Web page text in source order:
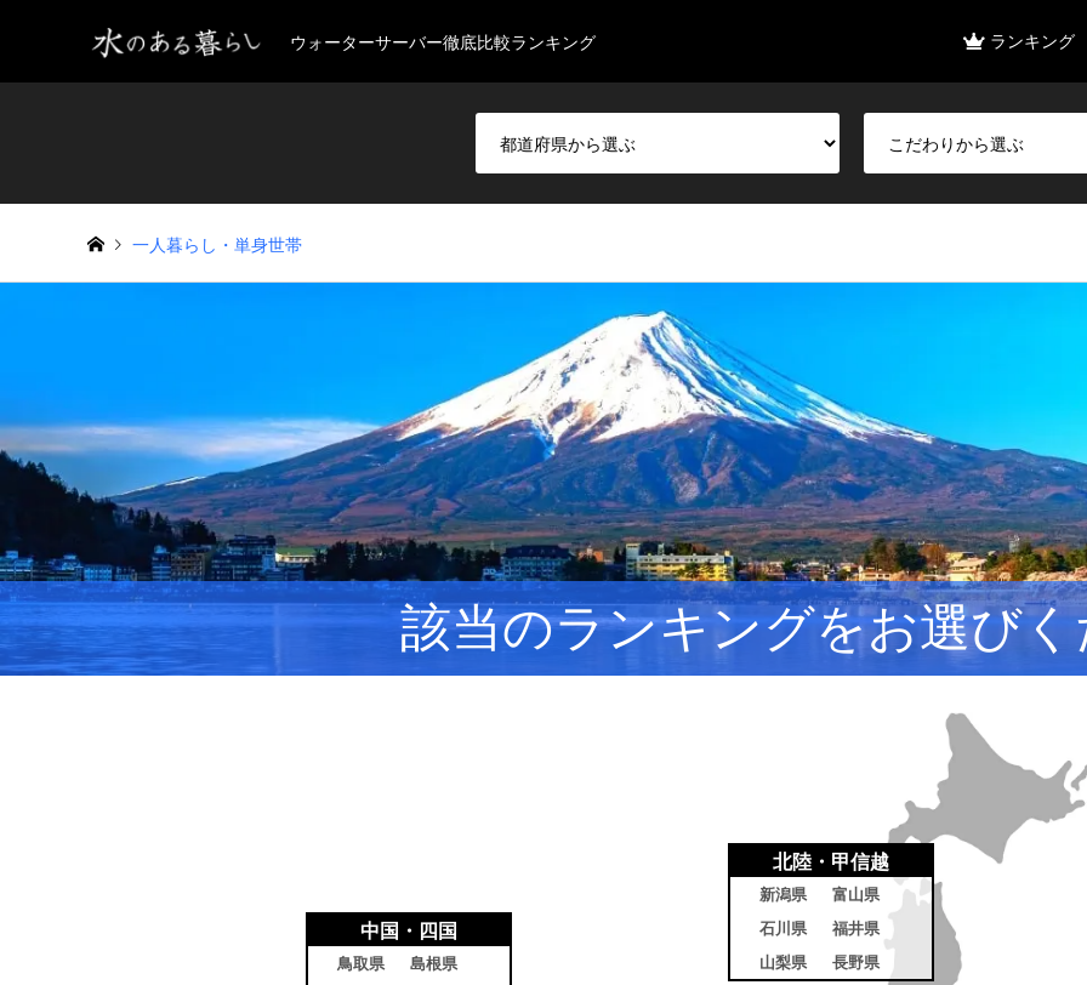
ウォーターサーバー徹底比較ランキング ランキング
一人暮らし・単身世帯
該当のランキングをお選び
北陸・甲信越
新潟県
富山県
石川県
福井県
山梨県
長野県
中国・四国
鳥取県
島根県